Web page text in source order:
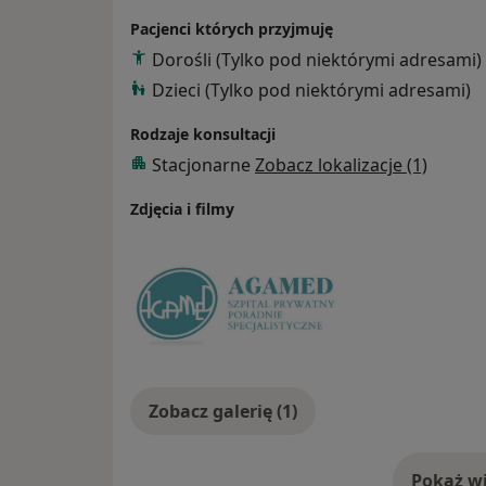
Pacjenci których przyjmuję
Dorośli (Tylko pod niektórymi adresami)
Dzieci (Tylko pod niektórymi adresami)
Rodzaje konsultacji
Stacjonarne Zobacz lokalizacje (1)
Zdjęcia i filmy
Zobacz galerię (1)
Pokaż